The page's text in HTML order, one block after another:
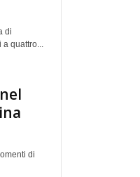
di
quattro...
di